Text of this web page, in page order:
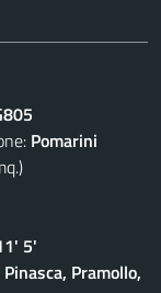
Pomarini
5'
Pramollo,